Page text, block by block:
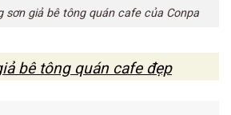
sơn giả bê tông quán cafe của Conpa
bê tông quán cafe đẹp